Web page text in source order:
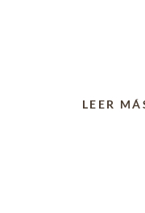
LEER